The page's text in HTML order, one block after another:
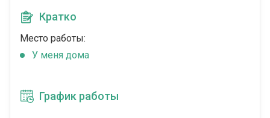
Кратко
Место работы:
У меня дома
График работы